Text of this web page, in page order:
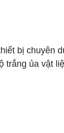
bị chuyên
trắng ủa vật